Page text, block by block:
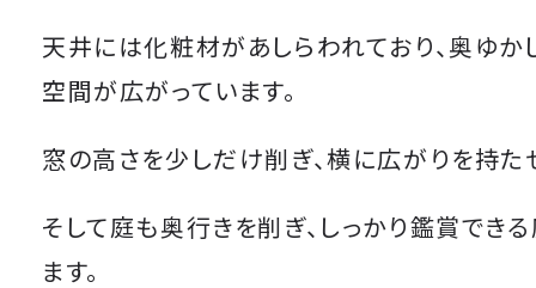
天井には化粧材があしらわれており、奥ゆか
空間が広がっています。
窓の高さを少しだけ削ぎ、横に広がりを持た
そして庭も奥行きを削ぎ、しっかり鑑賞でき
ます。